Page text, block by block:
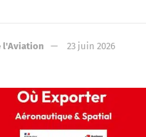
l'Aviation 23 juin 2026